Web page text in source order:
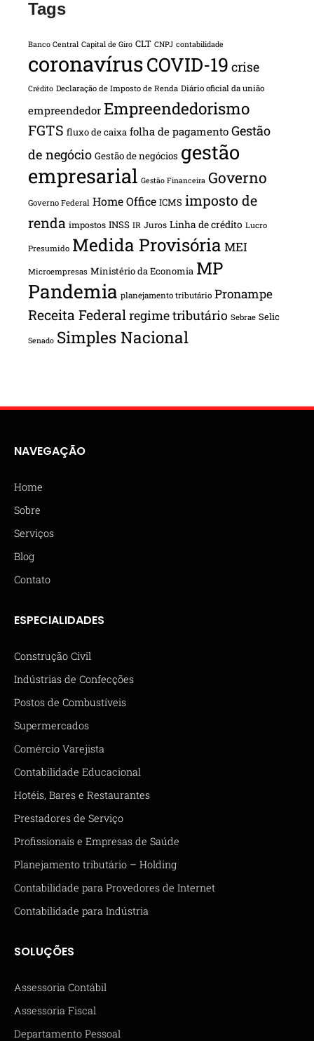
Tags
Banco Central Capital de Giro CLT CNPJ contabilidade
coronavírusCOVID-19 crise
Crédito Declaração de Imposto de Renda Diário oficial da união
empreendedor Empreendedorismo
FGTS fluxo de caixa folha de pagamento Gestão
de negócio Gestão de negócios gestão
empresarial Gestão Financeira Governo
Governo Federal Home Office ICMS imposto de
renda impostos INSS IR Juros Linha de crédito Lucro
Presumido Medida Provisória MEI
Microempresas Ministério da Economia MP
Pandemia planejamento tributário Pronampe
Receita Federalregime tributário Sebrae Selic
Senado Simples Nacional
NAVEGAÇÃO
Home
Sobre
Serviços
Blog
Contato
ESPECIALIDADES
Construção Civil
Indústrias de Confecções
Postos de Combustíveis
Supermercados
Comércio Varejista
Contabilidade Educacional
Hotéis, Bares e Restaurantes
Prestadores de Serviço
Profissionais e Empresas de Saúde
Planejamento tributário – Holding
Contabilidade para Provedores de Internet
Contabilidade para Indústria
SOLUÇÕES
Assessoria Contábil
Assessoria Fiscal
Departamento Pessoal